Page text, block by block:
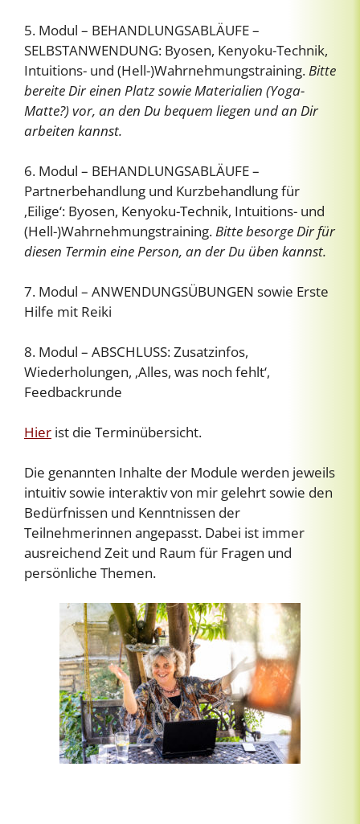
5. Modul – BEHANDLUNGSABLÄUFE –
SELBSTANWENDUNG: Byosen, Kenyoku-Technik,
Intuitions- und (Hell-)Wahrnehmungstraining.Bitte
bereite Dir einen Platz sowie Materialien (Yoga-
Matte?) vor, an den Du bequem liegen und an Dir
arbeiten kannst.
6. Modul – BEHANDLUNGSABLÄUFE –
Partnerbehandlung und Kurzbehandlung für
‚Eilige‘: Byosen, Kenyoku-Technik, Intuitions- und
(Hell-)Wahrnehmungstraining.Bitte besorge Dir für
diesen Termin eine Person, an der Du üben kannst.
7. Modul – ANWENDUNGSÜBUNGEN sowie Erste
Hilfe mit Reiki
8. Modul – ABSCHLUSS: Zusatzinfos,
Wiederholungen, ‚Alles, was noch fehlt‘,
Feedbackrunde
Hier ist die Terminübersicht.
Die genannten Inhalte der Module werden jeweils
intuitiv sowie interaktiv von mir gelehrt sowie den
Bedürfnissen und Kenntnissen der
Teilnehmerinnen angepasst. Dabei ist immer
ausreichend Zeit und Raum für Fragen und
persönliche Themen.